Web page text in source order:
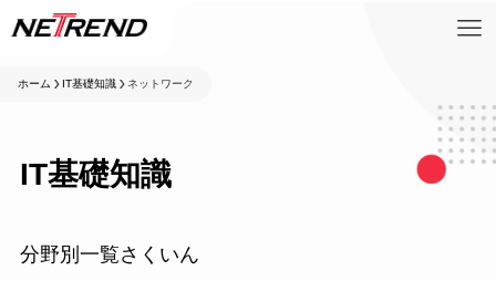
ホーム IT基礎知識 ネットワーク
IT基礎知識
分野別一覧さくいん